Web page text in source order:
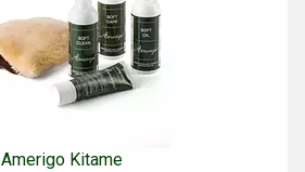
Amerigo Kitame